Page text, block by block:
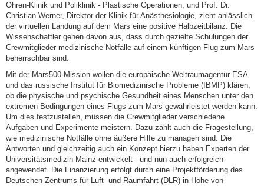
Ohren-Klinik und Poliklinik - Plastische Operationen, und Prof. Dr.
Christian Werner, Direktor der Klinik für Anästhesiologie, zieht anlässlich
der virtuellen Landung auf dem Mars eine positive Halbzeitbilanz: Die
Wissenschaftler gehen davon aus, dass durch gezielte Schulungen der
Crewmitglieder medizinische Notfälle auf einem künftigen Flug zum Mars
beherrschbar sind.
Mit der Mars500-Mission wollen die europäische Weltraumagentur ESA
und das russische Institut für Biomedizinische Probleme (IBMP) klären,
ob die physische und psychische Gesundheit eines Menschen unter den
extremen Bedingungen eines Flugs zum Mars gewährleistet werden kann.
Um dies festzustellen, müssen die Crewmitglieder verschiedene
Aufgaben und Experimente meistern. Dazu zählt auch die Fragestellung,
wie medizinische Notfälle ohne äußere Hilfe zu managen sind. Die
Antworten und gleichzeitig auch ein Konzept hierzu haben Experten der
Universitätsmedizin Mainz entwickelt - und nun auch erfolgreich
angewendet. Die Finanzierung erfolgt durch eine Projektförderung des
Deutschen Zentrums für Luft- und Raumfahrt (DLR) in Höhe von